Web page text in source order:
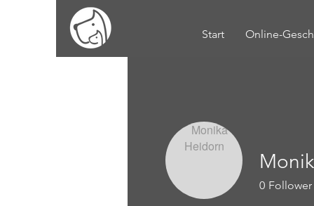
Start Online-
0 Follower